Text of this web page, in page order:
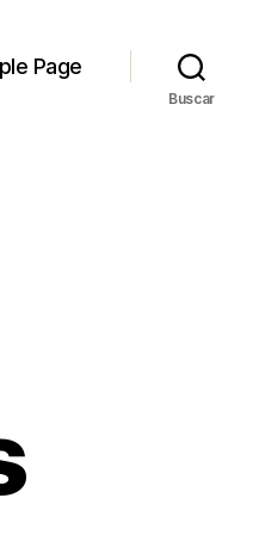
Page
Buscar